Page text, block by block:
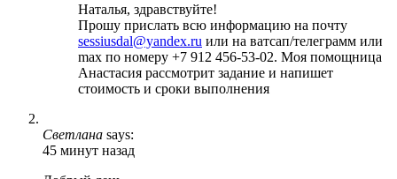
Наталья, здравствуйте!
Прошу прислать всю информацию на почту
sessiusdal@yandex.ru или на ватсап/телеграмм или
max по номеру +7 912 456-53-02. Моя помощница
Анастасия рассмотрит задание и напишет
стоимость и сроки выполнения
Светлана says:
45 минут назад